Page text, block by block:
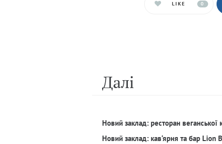
LIKE 0
Далi
Новий заклад: ресторан веганської
Новий заклад: кав‘ярня та бар Lion